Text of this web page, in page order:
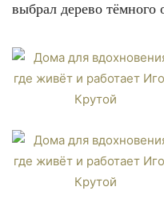
выбрал дерево тёмного